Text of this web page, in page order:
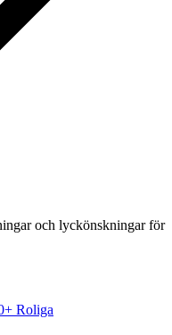
och lyckönskningar för
Roliga